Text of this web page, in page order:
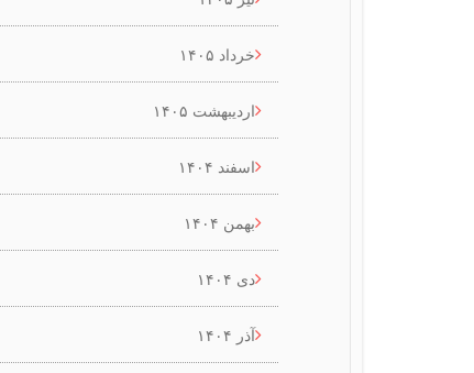
خرداد ۱۴۰۵
اردیبهشت ۱۴۰۵
اسفند ۱۴۰۴
بهمن ۱۴۰۴
دی ۱۴۰۴
آذر ۱۴۰۴